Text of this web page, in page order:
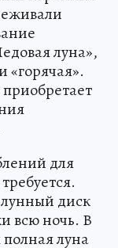
луна»,
«горячая».
для
диск
всю ночь. В
луна